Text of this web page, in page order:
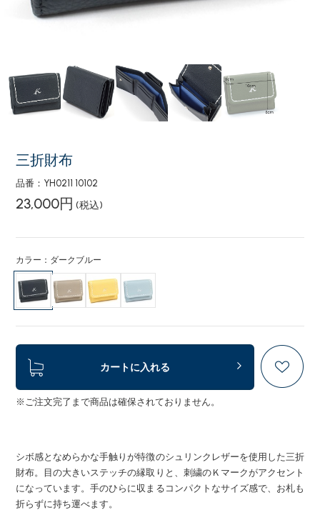
三折財布
品番：YH0211 10102
23,000円 (税込)
カラー：ダークブルー
カートに入れる
※ご注文完了まで商品は確保されておりません。
シボ感となめらかな手触りが特徴のシュリンクレザーを使用した三折
財布。目の大きいステッチの縁取りと、刺繍のＫマークがアクセント
になっています。手のひらに収まるコンパクトなサイズ感で、お札も
折らずに持ち運べます。